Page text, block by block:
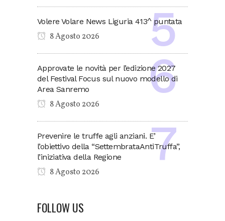
Volere Volare News Liguria 413^ puntata
8 Agosto 2026
Approvate le novità per l’edizione 2027
del Festival Focus sul nuovo modello di
Area Sanremo
8 Agosto 2026
Prevenire le truffe agli anziani. E’
l’obiettivo della “SettembrataAntiTruffa”,
l’iniziativa della Regione
8 Agosto 2026
FOLLOW US